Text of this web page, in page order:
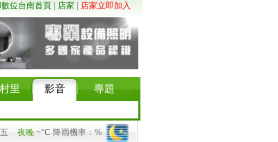
位台南首頁 店家 店家立即加入
村里 影音 專題
夜晚 ~°C 降雨機率：%